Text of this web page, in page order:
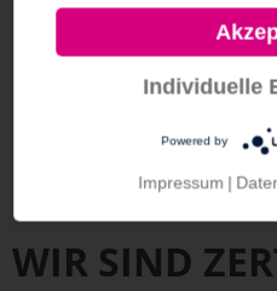
Einteilig, gestanzt, gerillt,
geliefert
WIR SIND
Individuelle
Powered by
Impressum |